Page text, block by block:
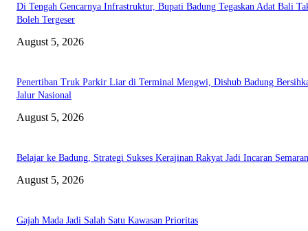
Di Tengah Gencarnya Infrastruktur, Bupati Badung Tegaskan Adat Bali
Boleh Tergeser
August 5, 2026
Penertiban Truk Parkir Liar di Terminal Mengwi, Dishub Badung
Jalur Nasional
August 5, 2026
Belajar ke Badung, Strategi Sukses Kerajinan Rakyat Jadi Incaran
August 5, 2026
Gajah Mada Jadi Salah Satu Kawasan Prioritas